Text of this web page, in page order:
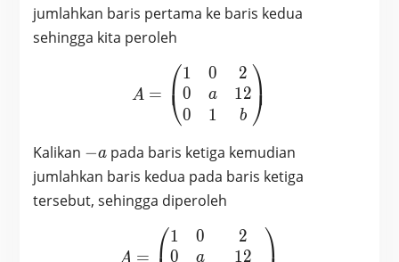
jumlahkan baris pertama ke baris kedua
sehingga kita peroleh
A = \begin{pmatrix} 1
A = ⎝
⎜
⎛1
0
0
0
a
1
2
12
b ⎠
⎟
⎞
Kalikan -
a
−apada baris ketiga kemudian
jumlahkan baris kedua pada baris ketiga
tersebut, sehingga diperoleh
A = \begin{pmatrix} 1 &
A = ⎛1
0
0
a
2
12 ⎞